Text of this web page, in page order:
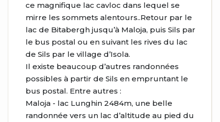
ce magnifique lac cavloc dans lequel se
mirre les sommets alentours..Retour par le
lac de Bitabergh jusqu’à Maloja, puis Sils par
le bus postal ou en suivant les rives du lac
de Sils par le village d’Isola.
Il existe beaucoup d’autres randonnées
possibles à partir de Sils en empruntant le
bus postal. Entre autres :
Maloja - lac Lunghin 2484m, une belle
randonnée vers un lac d’altitude au pied du